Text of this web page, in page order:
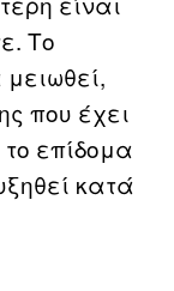
Το
που έχει
επίδομα
κατά